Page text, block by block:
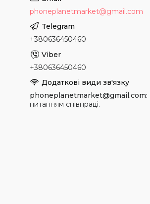
phoneplanetmarket@gmail.com
+380636450460
+380636450460
phoneplanetmarket@gmail.com
питанням співпраці.